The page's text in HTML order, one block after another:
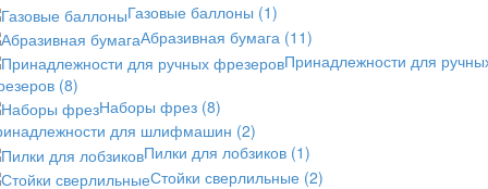
Газовые баллоны (1)
Абразивная бумага (11)
Принадлежности для
(8)
Наборы фрез (8)
для шлифмашин (2)
Пилки для лобзиков (1)
Стойки сверлильные (2)